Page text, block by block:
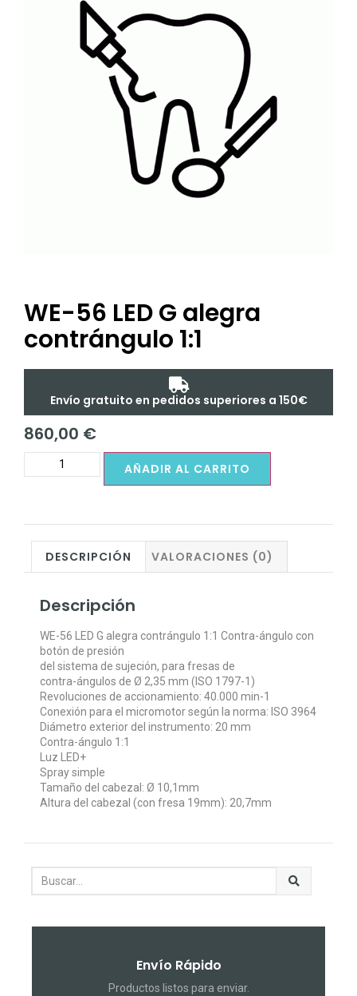
WE-56 LED G alegra
contrángulo 1:1
Envío gratuito en pedidos superiores a 150€
860,00 €
AÑADIR AL CARRITO
DESCRIPCIÓN VALORACIONES (0)
Descripción
WE-56 LED G alegra contrángulo 1:1 Contra-ángulo con
botón de presión
del sistema de sujeción, para fresas de
contra-ángulos de Ø 2,35 mm (ISO 1797-1)
Revoluciones de accionamiento: 40.000 min-1
Conexión para el micromotor según la norma: ISO 3964
Diámetro exterior del instrumento: 20 mm
Contra-ángulo 1:1
Luz LED+
Spray simple
Tamaño del cabezal: Ø 10,1mm
Altura del cabezal (con fresa 19mm): 20,7mm
Envío Rápido
Productos listos para enviar.